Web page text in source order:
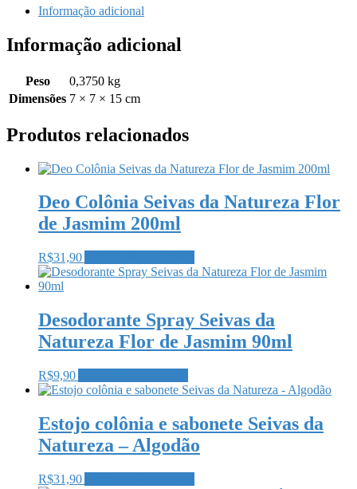
Natureza
300ml
-
quantidade
Informação adicional
Informação adicional
Peso
0,3750 kg
Dimensões 7 × 7 × 15 cm
Produtos relacionados
Deo Colônia Seivas da Natureza Flor
de Jasmim 200ml
R$31,90
Desodorante Spray Seivas da
Natureza Flor de Jasmim 90ml
R$9,90
Estojo colônia e sabonete Seivas da
Natureza – Algodão
R$31,90